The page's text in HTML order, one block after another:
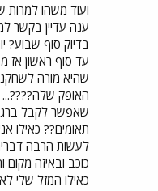
ועוד משהו
ענה עדיין בקשר
בדיוק סוף שבוע?
עד סוף ראשון אז
שהיא מורה
האופק
שאפשר לקבל
תאומים?? כאילו
לעשות הרבה
כוכב ובאיזה מקום
כאילו המזל שלי